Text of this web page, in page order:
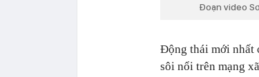
Đoạn video
Động thái mới nhất
sôi nổi trên mạng